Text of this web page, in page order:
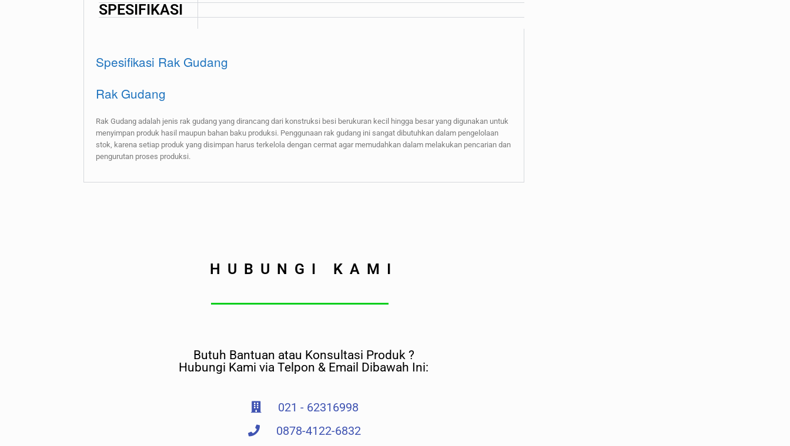
SPESIFIKASI
Spesifikasi Rak Gudang
Rak Gudang
Rak Gudang adalah jenis rak gudang yang dirancang dari konstruksi besi berukuran kecil hingga besar yang digunakan untuk
menyimpan produk hasil maupun bahan baku produksi. Penggunaan rak gudang ini sangat dibutuhkan dalam pengelolaan
stok, karena setiap produk yang disimpan harus terkelola dengan cermat agar memudahkan dalam melakukan pencarian dan
pengurutan proses produksi.
HUBUNGI KAMI
Butuh Bantuan atau Konsultasi Produk ?
Hubungi Kami via Telpon & Email Dibawah Ini:
021 - 62316998
0878-4122-6832